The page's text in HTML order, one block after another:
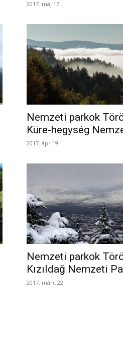
2017. máj 17.
Nemzeti parkok
Küre-hegység
2017. ápr 19.
Nemzeti parkok
Kızıldağ Nemzeti
2017. márc 22.